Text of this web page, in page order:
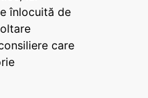
înlocuită de
care